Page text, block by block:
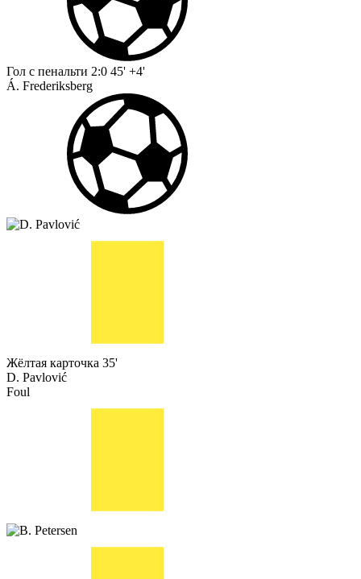
Гол с пенальти 2:0 45' +4'
Á. Frederiksberg
Жёлтая карточка 35'
D. Pavlović
Foul